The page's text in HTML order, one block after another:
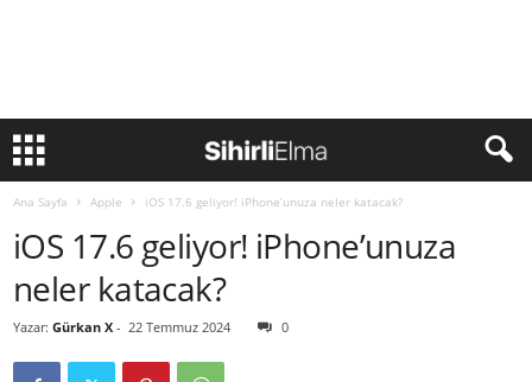
Ana Sayfa Apple iOS 17.6 geliyor! iPhone’unuza neler katacak?
iOS 17.6 geliyor! iPhone’unuza
neler katacak?
Yazar: Gürkan X - 22 Temmuz 2024 0